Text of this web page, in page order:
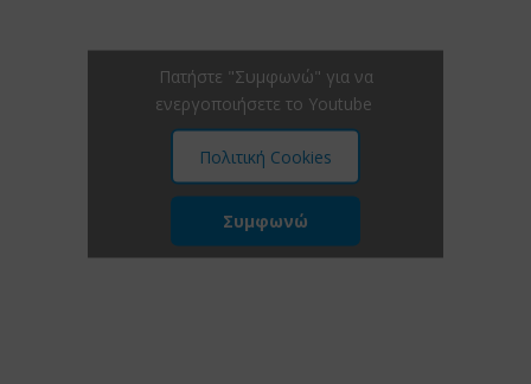
Πατήστε "Συμφωνώ" για να
ενεργοποιήσετε το Youtube
Πολιτική Cookies
Συμφωνώ